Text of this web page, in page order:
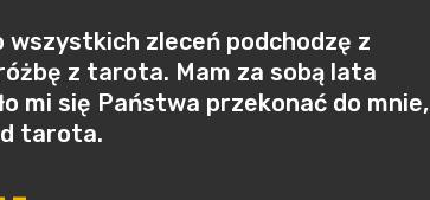
zleceń podchodzę z
z tarota. Mam za sobą lata
mi się Państwa przekonać do mnie,
tarota.